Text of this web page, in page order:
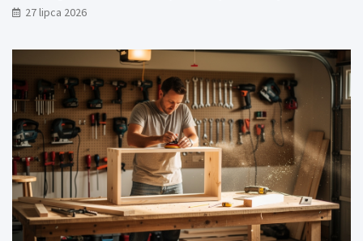
27 lipca 2026